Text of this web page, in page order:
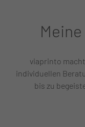
viaprinto
individuellen
bis zu